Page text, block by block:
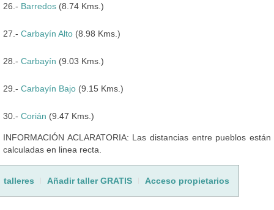
26.- Barredos (8.74 Kms.)
27.- Carbayín Alto (8.98 Kms.)
28.- Carbayín (9.03 Kms.)
29.- Carbayín Bajo (9.15 Kms.)
30.- Corián (9.47 Kms.)
INFORMACIÓN ACLARATORIA: Las distancias entre pueblos están
calculadas en linea recta.
talleres Añadir taller GRATIS Acceso propietarios